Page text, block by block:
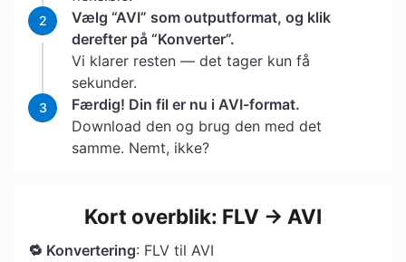
2
Vælg “AVI” som outputformat, og klik
derefter på “Konverter”.
Vi klarer resten — det tager kun få
sekunder.
3
Færdig! Din fil er nu i AVI-format.
Download den og brug den med det
samme. Nemt, ikke?
Kort overblik: FLV → AVI
🔁 Konvertering: FLV til AVI